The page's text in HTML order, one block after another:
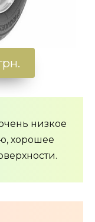
низкое
хорошее